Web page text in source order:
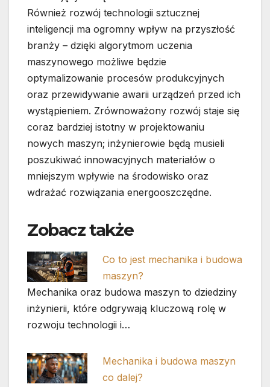
Również rozwój technologii sztucznej
inteligencji ma ogromny wpływ na przyszłość
branży – dzięki algorytmom uczenia
maszynowego możliwe będzie
optymalizowanie procesów produkcyjnych
oraz przewidywanie awarii urządzeń przed ich
wystąpieniem. Zrównoważony rozwój staje się
coraz bardziej istotny w projektowaniu
nowych maszyn; inżynierowie będą musieli
poszukiwać innowacyjnych materiałów o
mniejszym wpływie na środowisko oraz
wdrażać rozwiązania energooszczędne.
Zobacz także
Co to jest mechanika i budowa
maszyn?
Mechanika oraz budowa maszyn to dziedziny
inżynierii, które odgrywają kluczową rolę w
rozwoju technologii i…
Mechanika i budowa maszyn
co dalej?